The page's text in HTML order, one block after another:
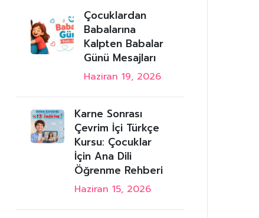
Çocuklardan
Babalarına
Kalpten Babalar
Günü Mesajları
Haziran 19, 2026
Karne Sonrası
Çevrim İçi Türkçe
Kursu: Çocuklar
İçin Ana Dili
Öğrenme Rehberi
Haziran 15, 2026